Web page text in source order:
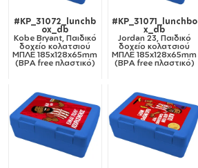
#KP_31072_lunchb
ox_db
Kobe Bryant, Παιδικό
δοχείο κολατσιού
ΜΠΛΕ 185x128x65mm
(BPA free πλαστικό)
#KP_31071_lunchbo
x_db
Jordan 23, Παιδικό
δοχείο κολατσιού
ΜΠΛΕ 185x128x65mm
(BPA free πλαστικό)